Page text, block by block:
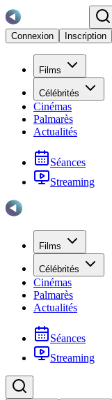
Connexion
Inscription
Films
Célébrités
Cinémas
Palmarès
Actualités
Séances
Streaming
Films
Célébrités
Cinémas
Palmarès
Actualités
Séances
Streaming